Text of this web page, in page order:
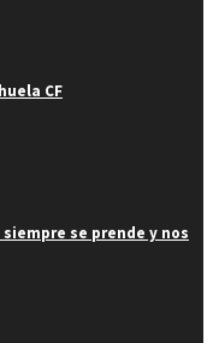
CF
se prende y nos